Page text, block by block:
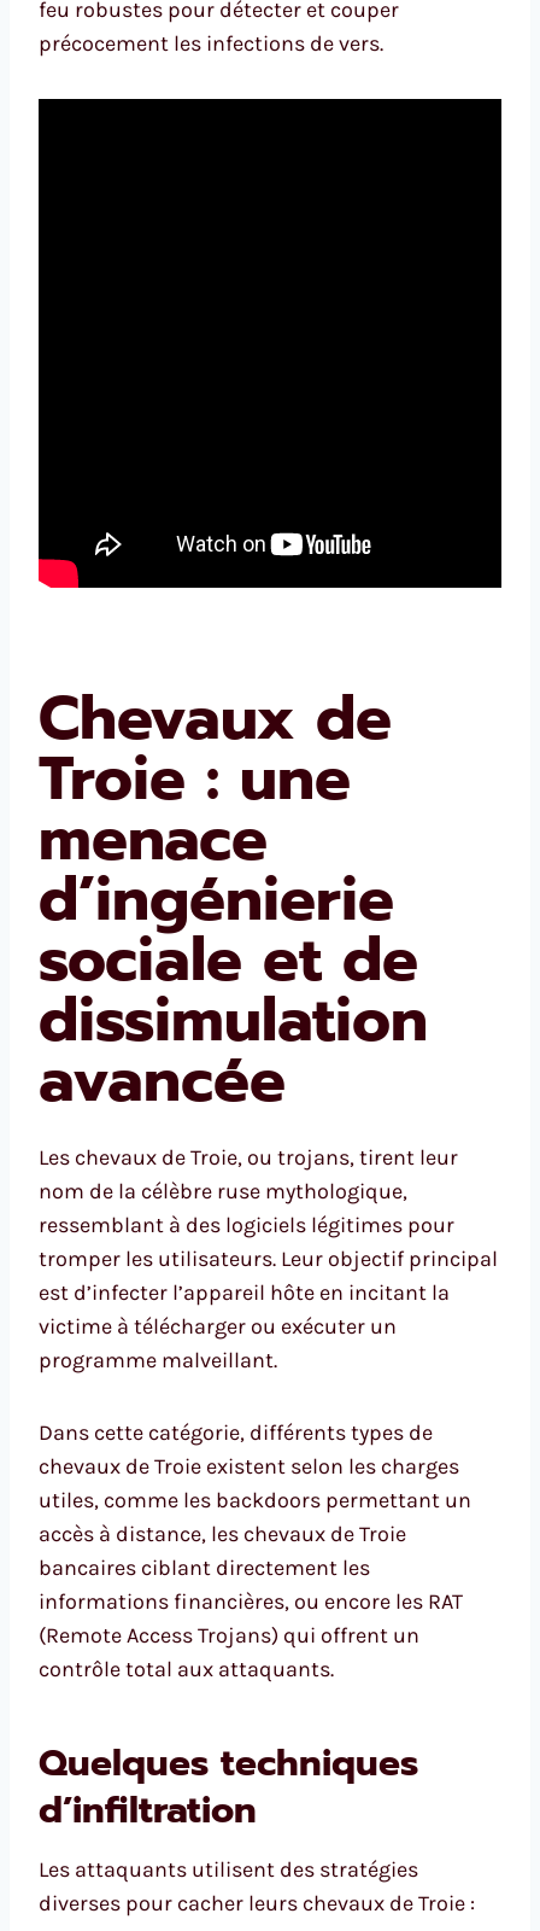
feu robustes pour détecter et couper
précocement les infections de vers.
Chevaux de
Troie : une
menace
d’ingénierie
sociale et de
dissimulation
avancée
Les chevaux de Troie, ou trojans, tirent leur
nom de la célèbre ruse mythologique,
ressemblant à des logiciels légitimes pour
tromper les utilisateurs. Leur objectif principal
est d’infecter l’appareil hôte en incitant la
victime à télécharger ou exécuter un
programme malveillant.
Dans cette catégorie, différents types de
chevaux de Troie existent selon les charges
utiles, comme les backdoors permettant un
accès à distance, les chevaux de Troie
bancaires ciblant directement les
informations financières, ou encore les RAT
(Remote Access Trojans) qui offrent un
contrôle total aux attaquants.
Quelques techniques
d’infiltration
Les attaquants utilisent des stratégies
diverses pour cacher leurs chevaux de Troie :